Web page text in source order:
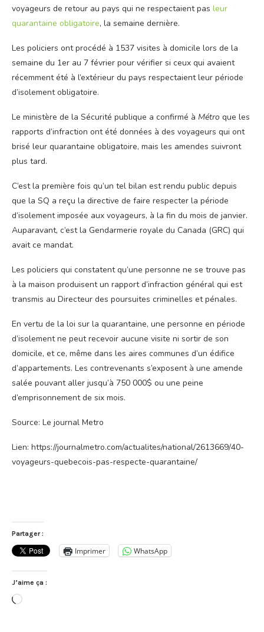
voyageurs de retour au pays qui ne respectaient pas leur
quarantaine obligatoire, la semaine dernière.
Les policiers ont procédé à 1537 visites à domicile lors de la
semaine du 1er au 7 février pour vérifier si ceux qui avaient
récemment été à l’extérieur du pays respectaient leur période
d’isolement obligatoire.
Le ministère de la Sécurité publique a confirmé à Métro que les
rapports d’infraction ont été données à des voyageurs qui ont
brisé leur quarantaine obligatoire, mais les amendes suivront
plus tard.
C’est la première fois qu’un tel bilan est rendu public depuis
que la SQ a reçu la directive de faire respecter la période
d’isolement imposée aux voyageurs, à la fin du mois de janvier.
Auparavant, c’est la Gendarmerie royale du Canada (GRC) qui
avait ce mandat.
Les policiers qui constatent qu’une personne ne se trouve pas
à la maison produisent un rapport d’infraction général qui est
transmis au Directeur des poursuites criminelles et pénales.
En vertu de la loi sur la quarantaine, une personne en période
d’isolement ne peut recevoir aucune visite ni sortir de son
domicile, et ce, même dans les aires communes d’un édifice
d’appartements. Les contrevenants s’exposent à une amende
salée pouvant aller jusqu’à 750 000$ ou une peine
d’emprisonnement de six mois.
Source: Le journal Metro
Lien: https://journalmetro.com/actualites/national/2613669/40-
voyageurs-quebecois-pas-respecte-quarantaine/
Partager :
Imprimer WhatsApp
J’aime ça :
Chargement…